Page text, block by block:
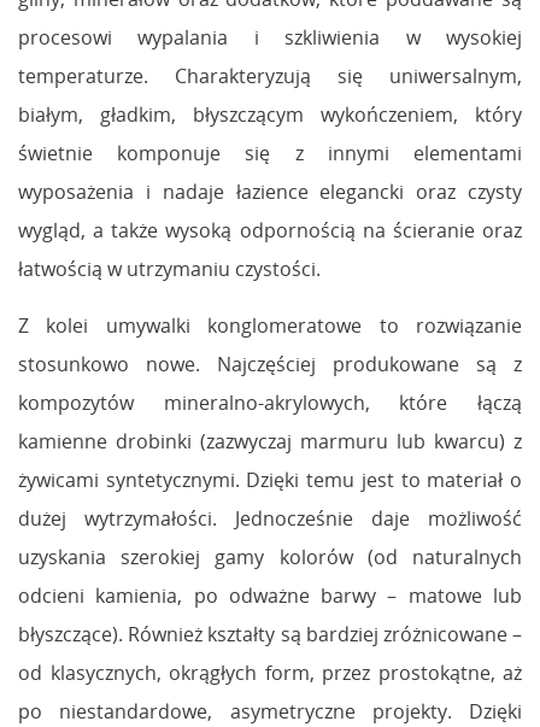
procesowi wypalania i szkliwienia w wysokiej
temperaturze. Charakteryzują się uniwersalnym,
białym, gładkim, błyszczącym wykończeniem, który
świetnie komponuje się z innymi elementami
wyposażenia i nadaje łazience elegancki oraz czysty
wygląd, a także wysoką odpornością na ścieranie oraz
łatwością w utrzymaniu czystości.
Z kolei umywalki konglomeratowe to rozwiązanie
stosunkowo nowe. Najczęściej produkowane są z
kompozytów mineralno-akrylowych, które łączą
kamienne drobinki (zazwyczaj marmuru lub kwarcu) z
żywicami syntetycznymi. Dzięki temu jest to materiał o
dużej wytrzymałości. Jednocześnie daje możliwość
uzyskania szerokiej gamy kolorów (od naturalnych
odcieni kamienia, po odważne barwy – matowe lub
błyszczące). Również kształty są bardziej zróżnicowane –
od klasycznych, okrągłych form, przez prostokątne, aż
po niestandardowe, asymetryczne projekty. Dzięki